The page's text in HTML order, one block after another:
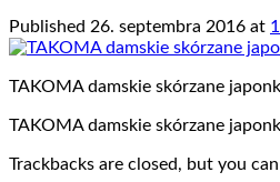
Published 26. septembra 2016 at
TAKOMA damskie skórzane
TAKOMA damskie skórzane
Trackbacks are closed, but you can